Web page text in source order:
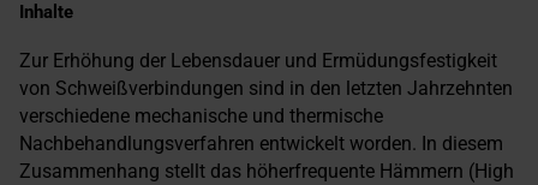
Inhalte
Zur Erhöhung der Lebensdauer und Ermüdungsfestigkeit
von Schweißverbindungen sind in den letzten Jahrzehnten
verschiedene mechanische und thermische
Nachbehandlungsverfahren entwickelt worden. In diesem
Zusammenhang stellt das höherfrequente Hämmern (High